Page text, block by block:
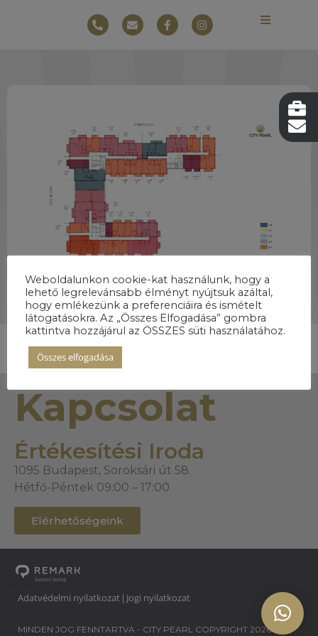
Kapcsolat
Értékesítési Iroda
1095 Budapest, Soroksári út 58.
Hétfő-Péntek 09:00 – 17:00
Elérhetőségeink
Adatvédelmi nyilatkozat | Jogi nyilatkozat
MINDEN JOG FENNTARTVA - CITY PEARL COPYRIGHT 2026
Weboldalunkon cookie-kat használunk, hogy a
lehető legrelevánsabb élményt nyújtsuk azáltal,
hogy emlékezünk a preferenciáira és ismételt
látogatásokra. Az „Összes Elfogadása” gombra
kattintva hozzájárul az ÖSSZES süti használatához.
Összes elfogadása